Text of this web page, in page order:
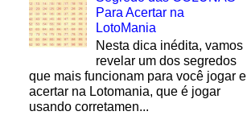
Para Acertar na
LotoMania
Nesta dica inédita, vamos
revelar um dos segredos
que mais funcionam para você jogar e
acertar na Lotomania, que é jogar
usando corretamen...